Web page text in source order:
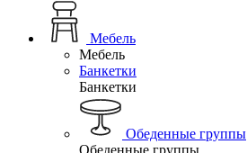
Мебель
Мебель
Банкетки
Банкетки
Обеденные группы
Обеденные группы